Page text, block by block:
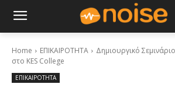
Home ΕΠΙΚΑΙΡΟΤΗΤΑ
Δημιουργικό
στο KES College
ΕΠΙΚΑΙΡΟΤΗΤΑ